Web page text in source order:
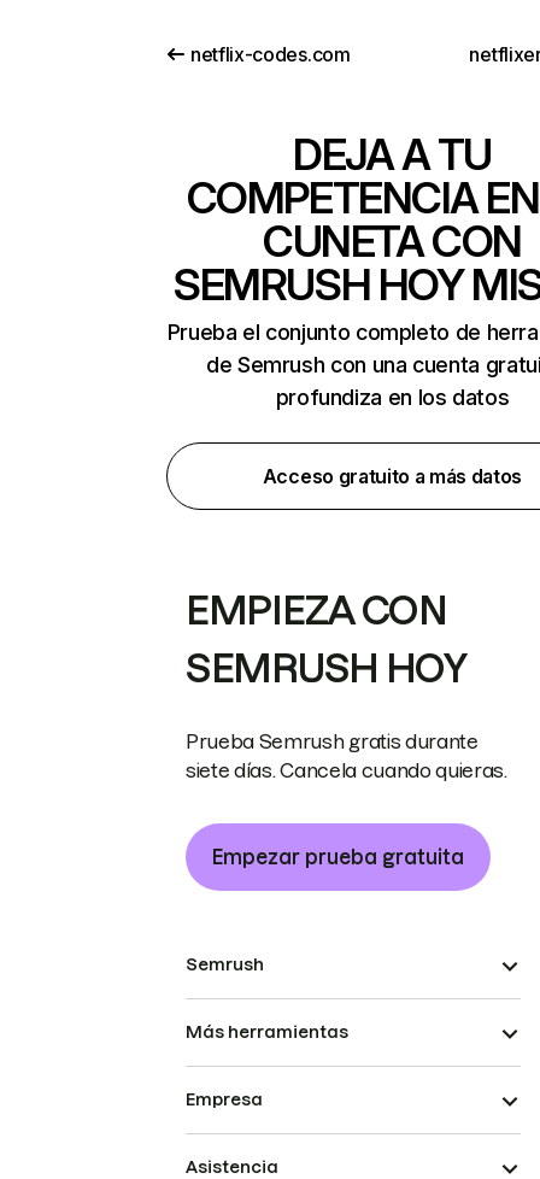
netflix-codes.com
DEJA A TU
COMPETENCIA
CUNETA CON
SEMRUSH HOY
Prueba el conjunto completo de
de Semrush con una cuenta
profundiza en los datos
Acceso gratuito a más datos
EMPIEZA CON
SEMRUSH HOY
Prueba Semrush gratis durante
siete días. Cancela cuando quieras.
Empezar prueba gratuita
Semrush
Más herramientas
Empresa
Asistencia